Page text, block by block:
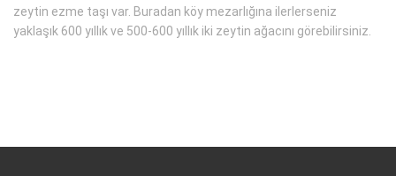
zeytin ezme taşı var. Buradan köy mezarlığına ilerlerseniz
yaklaşık 600 yıllık ve 500-600 yıllık iki zeytin ağacını görebilirsiniz.